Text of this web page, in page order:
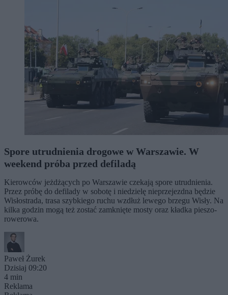
Spore utrudnienia drogowe w Warszawie. W
weekend próba przed defiladą
Kierowców jeżdżących po Warszawie czekają spore utrudnienia.
Przez próbę do defilady w sobotę i niedzielę nieprzejezdna będzie
Wisłostrada, trasa szybkiego ruchu wzdłuż lewego brzegu Wisły. Na
kilka godzin mogą też zostać zamknięte mosty oraz kładka pieszo-
rowerowa.
Paweł Żurek
Dzisiaj 09:20
4 min
Reklama